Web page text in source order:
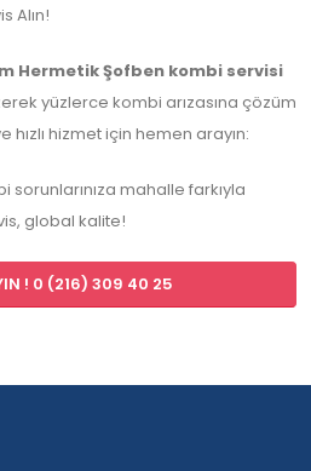
Alın!
Hermetik Şofben kombi servisi
yüzlerce kombi arızasına çözüm
hizmet için hemen arayın:
sorunlarınıza mahalle farkıyla
global kalite!
! 0 (216) 309 40 25